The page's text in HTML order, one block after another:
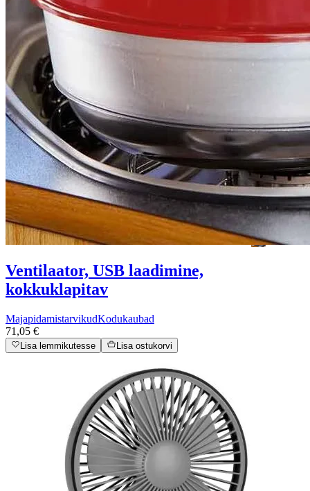
Ventilaator, USB laadimine,
kokkuklapitav
MajapidamistarvikudKodukaubad
71,05 €
Lisa lemmikutesse Lisa ostukorvi